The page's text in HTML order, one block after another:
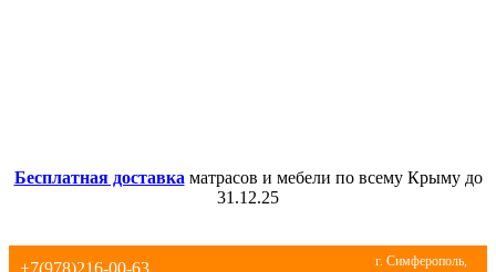
Бесплатная доставка матрасов и мебели по всему Крыму до
31.12.25
+7(978)216-00-63
г. Симферополь,